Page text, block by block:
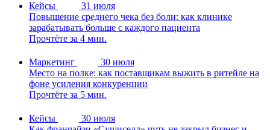
Кейсы
31 июля
Повышение среднего чека без боли: как клинике
зарабатывать больше с каждого пациента
Прочтёте за 4 мин.
Маркетинг
30 июля
Место на полке: как поставщикам выжить в ритейле на
фоне усиления конкуренции
Прочтёте за 5 мин.
Кейсы
30 июля